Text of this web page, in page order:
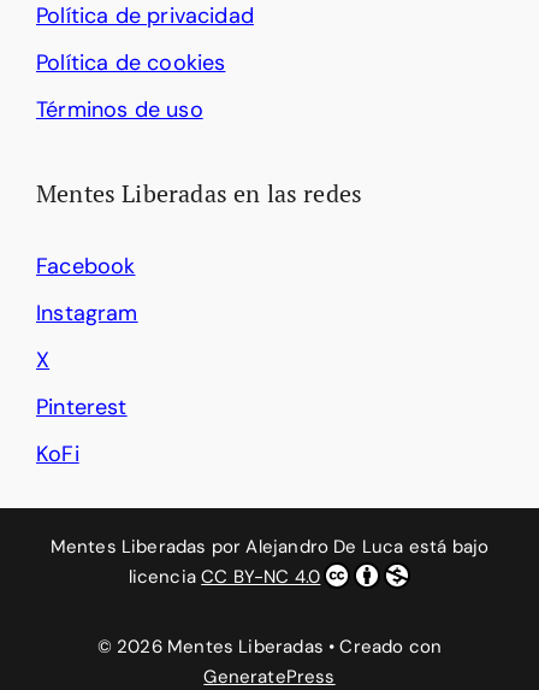
Política de privacidad
Política de cookies
Términos de uso
Mentes Liberadas en las redes
Facebook
Instagram
X
Pinterest
KoFi
Mentes Liberadas porAlejandro De Luca está bajo
licenciaCC BY-NC 4.0
© 2026 Mentes Liberadas • Creado con
GeneratePress